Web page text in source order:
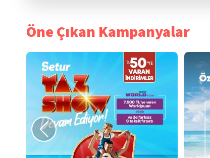
Öne Çıkan Kampanyalar